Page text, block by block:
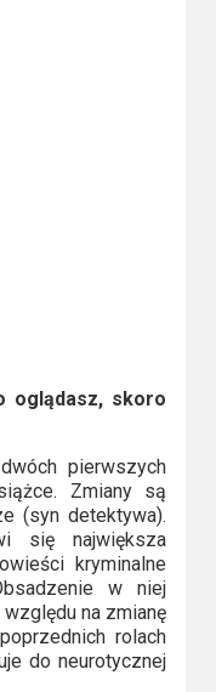
oglądasz, skoro
pierwszych
Zmiany są
(syn detektywa).
się największa
kryminalne
w niej
na zmianę
rolach
do neurotycznej